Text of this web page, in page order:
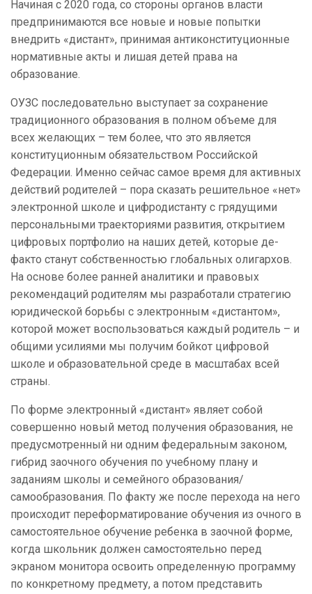
Начиная с 2020 года, со стороны органов власти
предпринимаются все новые и новые попытки
внедрить «дистант», принимая антиконституционные
нормативные акты и лишая детей права на
образование.
ОУЗС последовательно выступает за сохранение
традиционного образования в полном объеме для
всех желающих – тем более, что это является
конституционным обязательством Российской
Федерации. Именно сейчас самое время для активных
действий родителей – пора сказать решительное «нет»
электронной школе и цифродистанту с грядущими
персональными траекториями развития, открытием
цифровых портфолио на наших детей, которые де-
факто станут собственностью глобальных олигархов.
На основе более ранней аналитики и правовых
рекомендаций родителям мы разработали стратегию
юридической борьбы с электронным «дистантом»,
которой может воспользоваться каждый родитель – и
общими усилиями мы получим бойкот цифровой
школе и образовательной среде в масштабах всей
страны.
По форме электронный «дистант» являет собой
совершенно новый метод получения образования, не
предусмотренный ни одним федеральным законом,
гибрид заочного обучения по учебному плану и
заданиям школы и семейного образования/
самообразования. По факту же после перехода на него
происходит переформатирование обучения из очного в
самостоятельное обучение ребенка в заочной форме,
когда школьник должен самостоятельно перед
экраном монитора освоить определенную программу
по конкретному предмету, а потом представить